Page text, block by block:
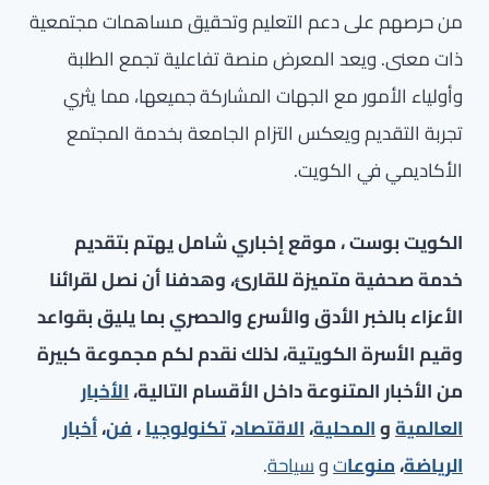
من حرصهم على دعم التعليم وتحقيق مساهمات مجتمعية
ذات معنى. ويعد المعرض منصة تفاعلية تجمع الطلبة
وأولياء الأمور مع الجهات المشاركة جميعها، مما يثري
تجربة التقديم ويعكس التزام الجامعة بخدمة المجتمع
الأكاديمي في الكويت.
الكويت بوست ، موقع إخباري شامل يهتم بتقديم
خدمة صحفية متميزة للقارئ، وهدفنا أن نصل لقرائنا
الأعزاء بالخبر الأدق والأسرع والحصري بما يليق بقواعد
وقيم الأسرة الكويتية، لذلك نقدم لكم مجموعة كبيرة
من الأخبار المتنوعة داخل الأقسام التالية،الأخبار
العالميةوالمحلية،الاقتصاد،تكنولوجيا،فن،أخبار
الرياضة،منوعاتوسياحة.